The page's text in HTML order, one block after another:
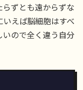
ずとも遠からずな
えば脳細胞はすべ
ので全く違う自分